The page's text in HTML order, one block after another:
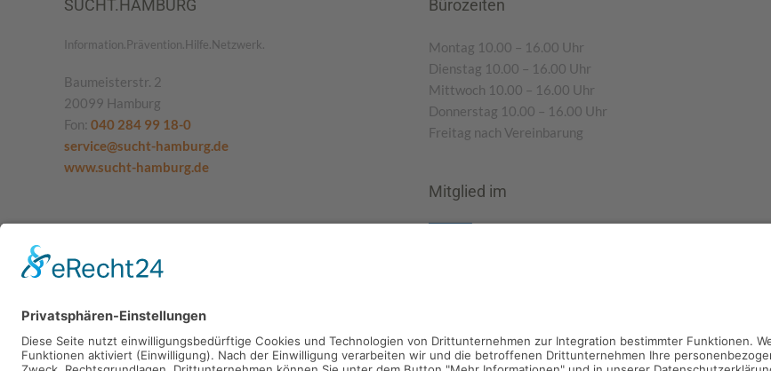
SUCHT.HAMBURG
Information.Prävention.Hilfe.Netzwerk.
Baumeisterstr. 2
20099 Hamburg
Fon: 040 284 99 18-0
service@sucht-hamburg.de
www.sucht-hamburg.de
Bürozeiten
Montag 10.00 – 16.00 Uhr
Dienstag 10.00 – 16.00 Uhr
Mittwoch 10.00 – 16.00 Uhr
Donnerstag 10.00 – 16.00 Uhr
Freitag nach Vereinbarung
Mitglied im